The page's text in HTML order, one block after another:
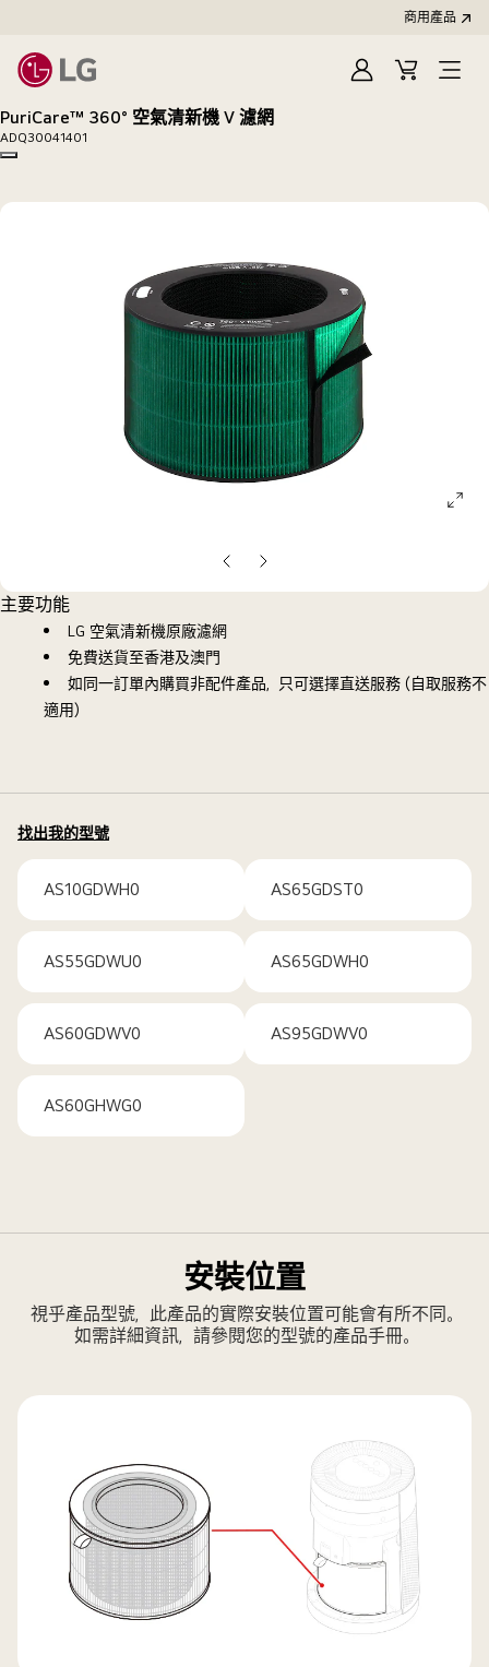
商用產品
登
購
PuriCare™ 360° 空氣清新機 V 濾網
ADQ30041401
Copy model name
上
一
影
片
下
一
片
主要功能
LG 空氣清新機原廠濾網
免費送貨至香港及澳門
如同一訂單內購買非配件產品，只可選擇直送服務 (自取服務不
適用)
找出我的型號
AS10GDWH0
AS55GDWU0
AS60GDWV0
AS60GHWG0
AS65GDST0
AS65GDWH0
AS95GDWV0
安裝位置
視乎產品型號，此產品的實際安裝位置可能會有所不同。
如需詳細資訊，請參閱您的型號的產品手冊。